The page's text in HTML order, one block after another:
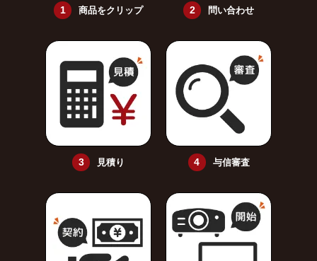
商品をクリップ 問い合わせ
見積り 与信審査